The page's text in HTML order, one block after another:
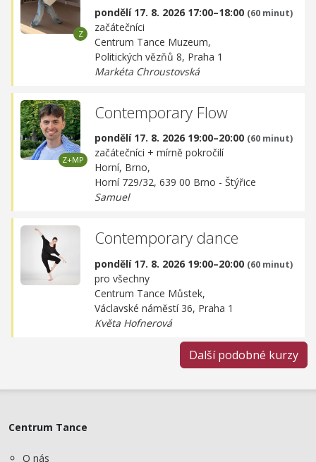
pondělí 17. 8. 2026 17:00–18:00 (60 minut)
začátečníci
Centrum Tance Muzeum,
Politických vězňů 8, Praha 1
Markéta Chroustovská
Contemporary Flow
pondělí 17. 8. 2026 19:00–20:00 (60 minut)
začátečníci + mírně pokročilí
Horní, Brno,
Horní 729/32, 639 00 Brno - Štýřice
Samuel
Contemporary dance
pondělí 17. 8. 2026 19:00–20:00 (60 minut)
pro všechny
Centrum Tance Můstek,
Václavské náměstí 36, Praha 1
Květa Hofnerová
Další podobné kurzy
Centrum Tance
O nás